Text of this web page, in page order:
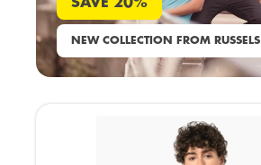
NEW COLLECTION FROM RUSSELS